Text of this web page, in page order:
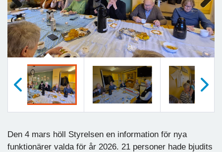
Previous Next
Den 4 mars höll Styrelsen en information för nya
funktionärer valda för år 2026. 21 personer hade bjudits